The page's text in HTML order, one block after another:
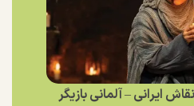
ایرانی – آلمانی بازیگر